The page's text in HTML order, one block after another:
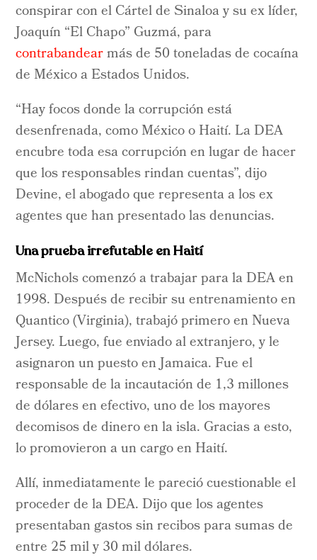
conspirar con el Cártel de Sinaloa y su ex líder,
Joaquín “El Chapo” Guzmá, para
contrabandearmás de 50 toneladas de cocaína
de México a Estados Unidos.
“Hay focos donde la corrupción está
desenfrenada, como México o Haití. La DEA
encubre toda esa corrupción en lugar de hacer
que los responsables rindan cuentas”, dijo
Devine, el abogado que representa a los ex
agentes que han presentado las denuncias.
Una prueba irrefutable en Haití
McNichols comenzó a trabajar para la DEA en
1998. Después de recibir su entrenamiento en
Quantico (Virginia), trabajó primero en Nueva
Jersey. Luego, fue enviado al extranjero, y le
asignaron un puesto en Jamaica. Fue el
responsable de la incautación de 1,3 millones
de dólares en efectivo, uno de los mayores
decomisos de dinero en la isla. Gracias a esto,
lo promovieron a un cargo en Haití.
Allí, inmediatamente le pareció cuestionable el
proceder de la DEA. Dijo que los agentes
presentaban gastos sin recibos para sumas de
entre 25 mil y 30 mil dólares.